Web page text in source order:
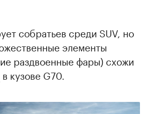
собратьев среди SUV, но
элементы
раздвоенные фары) схожи
в кузове G70.